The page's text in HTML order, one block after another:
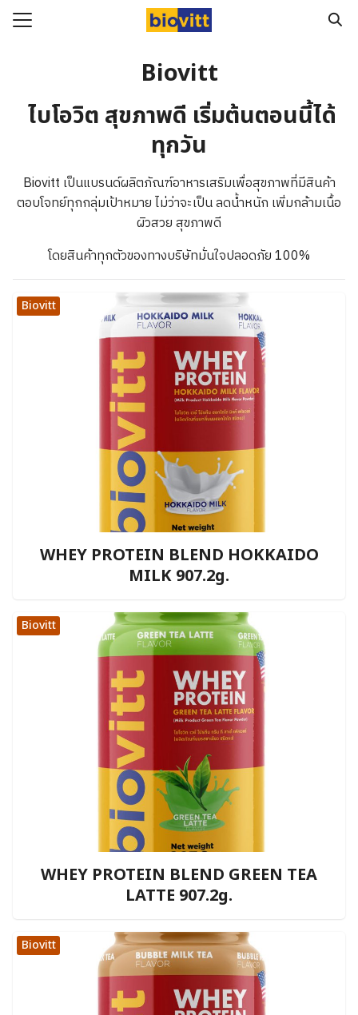
Skip
สุขภาพ
Biovitt
ไบโอวิต สุขภาพดี เริ่มต้นตอนนี้ได้
ทุกวัน
Biovitt เป็นแบรนด์ผลิตภัณฑ์อาหารเสริมเพื่อสุขภาพที่มีสินค้า
ตอบโจทย์ทุกกลุ่มเป้าหมาย ไม่ว่าจะเป็น ลดน้ำหนัก เพิ่มกล้ามเนื้อ
ผิวสวย สุขภาพดี
โดยสินค้าทุกตัวของทางบริษัทมั่นใจปลอดภัย 100%
Biovitt
WHEY PROTEIN BLEND HOKKAIDO
MILK 907.2g.
Biovitt
WHEY PROTEIN BLEND GREEN TEA
LATTE 907.2g.
Biovitt